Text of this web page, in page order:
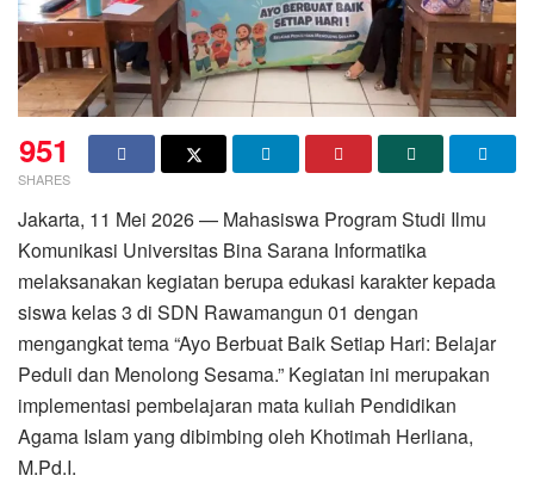
951
SHARES
Jakarta, 11 Mei 2026 — Mahasiswa Program Studi Ilmu
Komunikasi Universitas Bina Sarana Informatika
melaksanakan kegiatan berupa edukasi karakter kepada
siswa kelas 3 di SDN Rawamangun 01 dengan
mengangkat tema “Ayo Berbuat Baik Setiap Hari: Belajar
Peduli dan Menolong Sesama.” Kegiatan ini merupakan
implementasi pembelajaran mata kuliah Pendidikan
Agama Islam yang dibimbing oleh Khotimah Herliana,
M.Pd.I.